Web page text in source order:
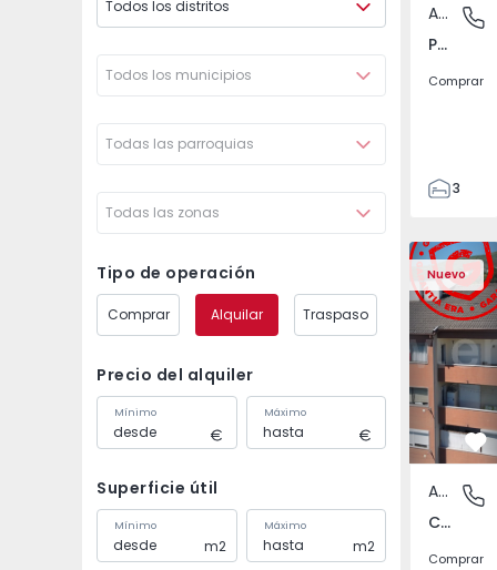
Todos los distritos
Todos los municipios
Todas las parroquias
Todas las zonas
Tipo de operación
Comprar Alquilar Traspaso
Precio del alquiler
Mínimo Máximo
Superficie útil
Mínimo
m2
Máximo
m2
Póvoa
Apartamento
Póvoa de Varzim, Beiriz e Argivai, Porto
Comprar
3
138
153
2
Nuevo
Apartamento T2
Covilhã
Apartamento
Covilhã e Canhoso, Castelo Branco
Comprar